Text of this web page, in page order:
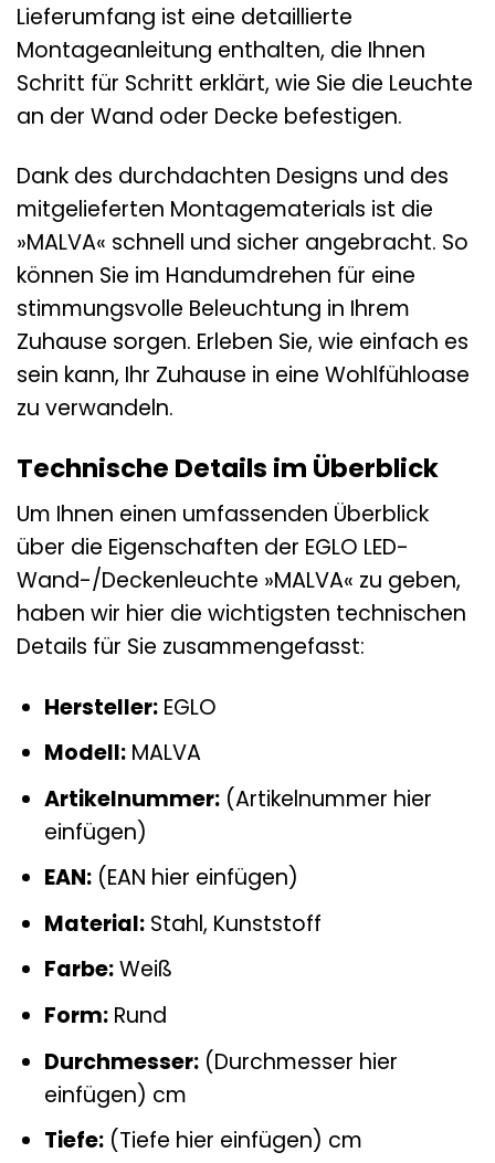
Lieferumfang ist eine detaillierte
Montageanleitung enthalten, die Ihnen
Schritt für Schritt erklärt, wie Sie die Leuchte
an der Wand oder Decke befestigen.
Dank des durchdachten Designs und des
mitgelieferten Montagematerials ist die
»MALVA« schnell und sicher angebracht. So
können Sie im Handumdrehen für eine
stimmungsvolle Beleuchtung in Ihrem
Zuhause sorgen. Erleben Sie, wie einfach es
sein kann, Ihr Zuhause in eine Wohlfühloase
zu verwandeln.
Technische Details im Überblick
Um Ihnen einen umfassenden Überblick
über die Eigenschaften der EGLO LED-
Wand-/Deckenleuchte »MALVA« zu geben,
haben wir hier die wichtigsten technischen
Details für Sie zusammengefasst:
Hersteller:EGLO
Modell:MALVA
Artikelnummer:(Artikelnummer hier
einfügen)
EAN:(EAN hier einfügen)
Material:Stahl, Kunststoff
Farbe:Weiß
Form:Rund
Durchmesser:(Durchmesser hier
einfügen) cm
Tiefe:(Tiefe hier einfügen) cm